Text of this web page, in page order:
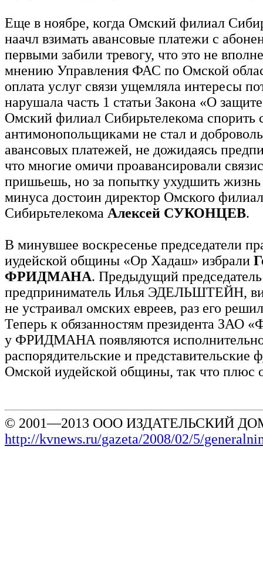
Еще в ноябре, когда Омский филиал
наачл взимать авансовые платежи с
первыми забили тревогу, что это не
мнению Управления ФАС по Омской
оплата услуг связи ущемляла интересы
нарушала часть 1 статьи Закона «О
Омский филиал Сибирьтелекома спорить
антимонопольщиками не стал и
авансовых платежей, не дожидаясь
что многие омичи проавансировали
пришьешь, но за попытку ухудшить жизнь
минуса достоин директор Омского
Сибирьтелекома Алексей СУКОНЦЕВ.
В минувшее воскресенье председатели
иудейской общины «Ор Хадаш» избрали
ФРИДМАНА. Предыдущий
предприниматель Илья ЭДЕЛЬШТЕЙН,
не устраивал омских евреев, раз его
Теперь к обязанностям президента ЗАО
у ФРИДМАНА появляются
распорядительские и представительские
Омской иудейской общины, так что плюс
© 2001—2013 ООО ИЗДАТЕЛЬСКИЙ
http://kvnews.ru/gazeta/2008/02/5/